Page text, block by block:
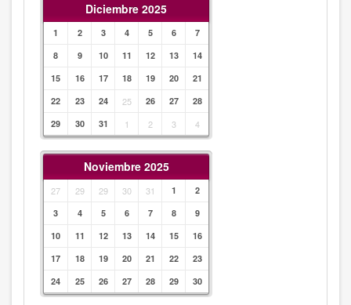
Diciembre 2025
1 2 3 4 5 6
7
8
9 10 11 12 13
14
15
16 17 18 19 20
21
22
23 24 25 26 27
28
29
30 31 1 2 3 4
Noviembre 2025
27 29 29 30 31 1
2
3
4 5 6 7 8
9
10
11 12 13 14 15
16
17
18 19 20 21 22
23
24
25 26 27 28 29 30